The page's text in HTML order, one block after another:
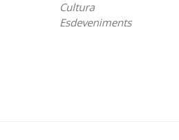
Cultura
Esdeveniments